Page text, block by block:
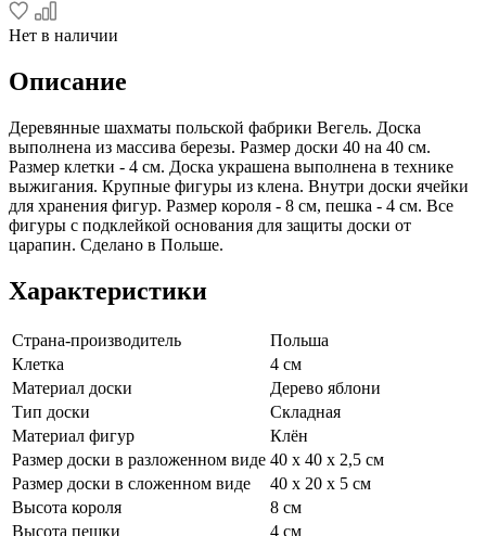
Нет в наличии
Описание
Деревянные шахматы польской фабрики Вегель. Доска
выполнена из массива березы. Размер доски 40 на 40 см.
Размер клетки - 4 см. Доска украшена выполнена в технике
выжигания. Крупные фигуры из клена. Внутри доски ячейки
для хранения фигур. Размер короля - 8 см, пешка - 4 см. Все
фигуры с подклейкой основания для защиты доски от
царапин. Сделано в Польше.
Характеристики
Страна-производитель
Польша
Клетка
4 см
Материал доски
Дерево яблони
Тип доски
Складная
Материал фигур
Клён
Размер доски в разложенном виде 40 х 40 х 2,5 см
Размер доски в сложенном виде
40 х 20 х 5 см
Высота короля
8 см
Высота пешки
4 см